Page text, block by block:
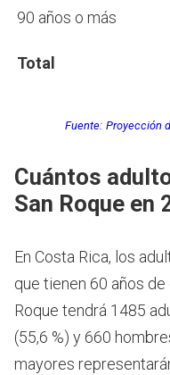
90 años o más
Total
Fuente: Proyección
Cuántos
San Roque en
En Costa Rica, los
que tienen 60 años de
Roque tendrá 1485
(55,6 %) y 660
mayores